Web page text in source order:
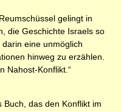
gelingt in
die Geschichte Israels so
eine unmöglich
hinweg zu erzählen.
Nahost-Konflikt.“
Buch, das den Konflikt im